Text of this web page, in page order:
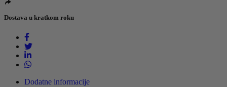
Dostava u kratkom roku
Dodatne informacije